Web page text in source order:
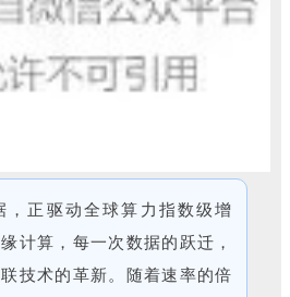
，正驱动全球算力指数级增
计算，每一次数据的跃迁，
技术的革新。随着速率的倍